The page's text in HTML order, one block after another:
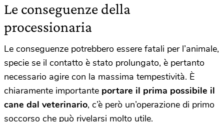
Le conseguenze della
processionaria
Le conseguenze potrebbero essere fatali per l’animale,
specie se il contatto è stato prolungato, è pertanto
necessario agire con la massima tempestività. È
chiaramente importante portare il prima possibile il
cane dal veterinario, c’è però un’operazione di primo
soccorso che può rivelarsi molto utile.